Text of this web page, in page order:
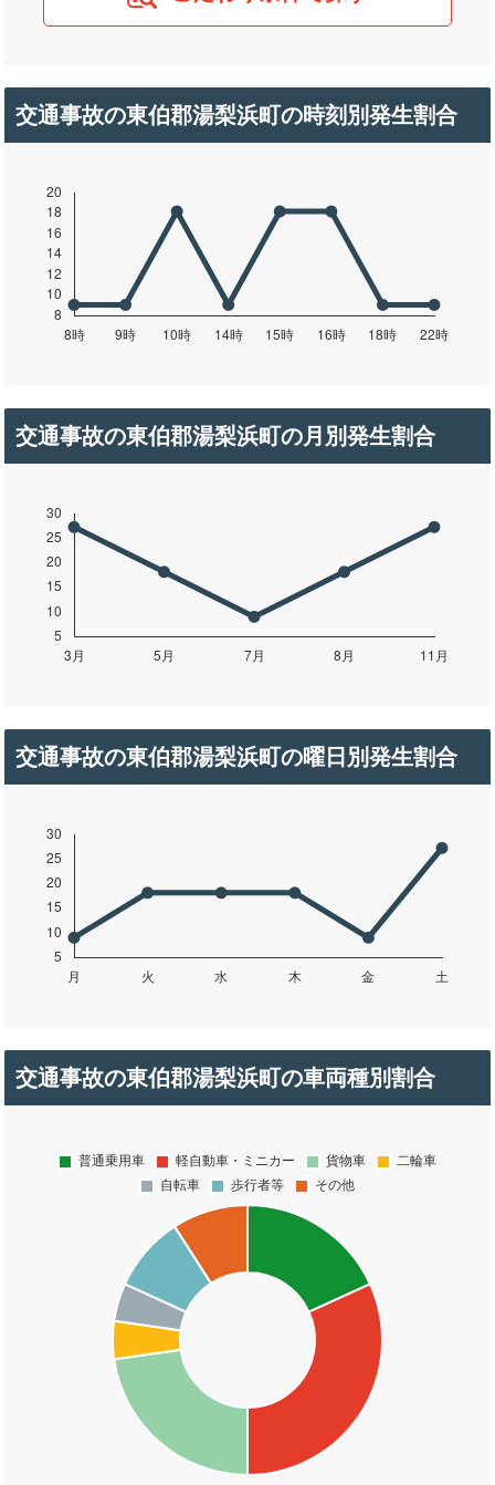
交通事故の東伯郡湯梨浜町の時刻別発生割合
交通事故の東伯郡湯梨浜町の月別発生割合
交通事故の東伯郡湯梨浜町の曜日別発生割合
交通事故の東伯郡湯梨浜町の車両種別割合